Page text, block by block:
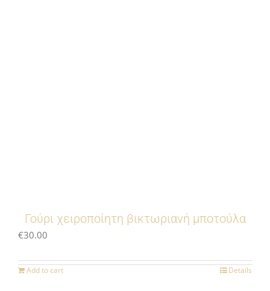
Γούρι χειροποίητη βικτωριανή μποτούλα
€30.00
Add to cart Details